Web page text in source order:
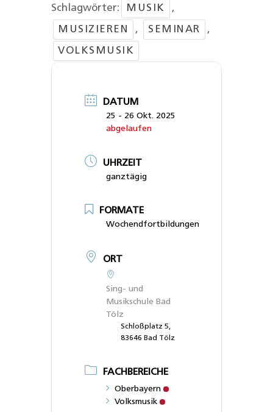
Schlagwörter: MUSIK ,
MUSIZIEREN , SEMINAR ,
VOLKSMUSIK
DATUM
25 - 26 Okt. 2025
abgelaufen
UHRZEIT
ganztägig
FORMATE
Wochendfortbildungen
ORT
Sing- und
Musikschule Bad
Tölz
Schloßplatz 5,
83646 Bad Tölz
FACHBEREICHE
Oberbayern
Volksmusik